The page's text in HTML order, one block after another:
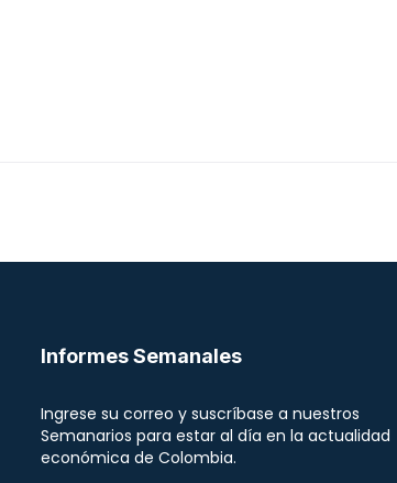
Informes Semanales
Ingrese su correo y suscríbase a nuestros
Semanarios para estar al día en la actualidad
económica de Colombia.